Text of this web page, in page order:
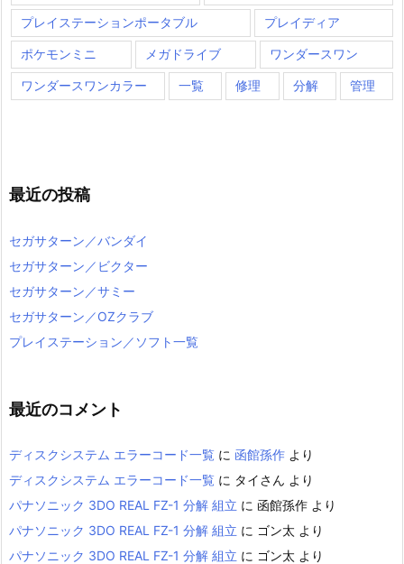
プレイステーションポータブル プレイディア
ポケモンミニ メガドライブ ワンダースワン
ワンダースワンカラー 一覧 修理 分解 管理
最近の投稿
セガサターン／バンダイ
セガサターン／ビクター
セガサターン／サミー
セガサターン／OZクラブ
プレイステーション／ソフト一覧
最近のコメント
ディスクシステム エラーコード一覧 に 函館孫作 より
ディスクシステム エラーコード一覧 に タイさん より
パナソニック 3DO REAL FZ-1 分解 組立 に 函館孫作 より
パナソニック 3DO REAL FZ-1 分解 組立 に ゴン太 より
パナソニック 3DO REAL FZ-1 分解 組立 に ゴン太 より